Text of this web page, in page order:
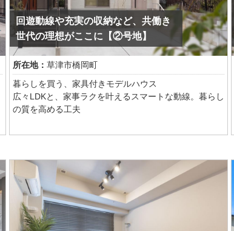
回遊動線や充実の収納など、共働き
世代の理想がここに【②号地】
所在地： 草津市橋岡町
暮らしを買う、家具付きモデルハウス
広々LDKと、家事ラクを叶えるスマートな動線。暮らし
の質を高める工夫
滋賀県草津市に誕生した本モデルハウスは、家計と環
太陽光発電システムを搭載し、エネルギーを自給自足
する先進の暮らしを提案している。間取りの主役は、
家族が自然と集まる大空間LDK。吹き抜けを設けずと
も、窓からの採光と計算された空間構成で開放感にあ
ふれている。